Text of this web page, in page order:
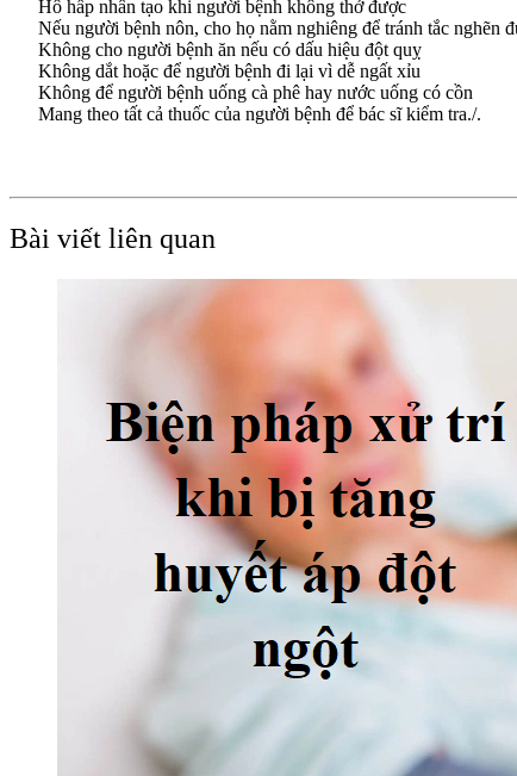
Hô hấp nhân tạo khi người bệnh không thở được
Nếu người bệnh nôn, cho họ nằm nghiêng để tránh tắc nghẽn
Không cho người bệnh ăn nếu có dấu hiệu đột quỵ
Không dắt hoặc để người bệnh đi lại vì dễ ngất xỉu
Không để người bệnh uống cà phê hay nước uống có cồn
Mang theo tất cả thuốc của người bệnh để bác sĩ kiểm tra./.
Bài viết liên quan